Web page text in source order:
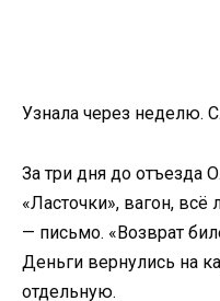
Узнала через неделю.
За три дня до отъезда
«Ласточки», вагон,
— письмо. «Возврат
Деньги вернулись на
отдельную.